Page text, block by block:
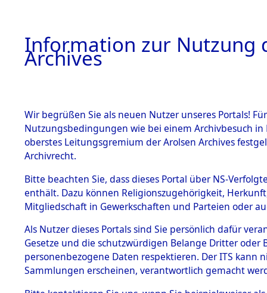
BESTÄNDE
1.
mente
5. Verschiedenes
5.3
Todesmärsche
5.3.1 Alliierte
auf dem
zur
Information zur Nutzung
Archives
Wir begrüßen Sie als neuen Nutzer unseres Portals!
Nutzungsbedingungen wie bei einem Archivbesuch
oberstes Leitungsgremium der Arolsen Archives
Archivrecht.
Bitte beachten Sie, dass dieses Portal über NS-
enthält. Dazu können Religionszugehörigkeit,
Mitgliedschaft in Gewerkschaften und Parteien oder
Als Nutzer dieses Portals sind Sie persönlich dafür
Gesetze und die schutzwürdigen Belange Dritter
personenbezogene Daten respektieren. Der ITS
Sammlungen erscheinen, verantwortlich gemacht